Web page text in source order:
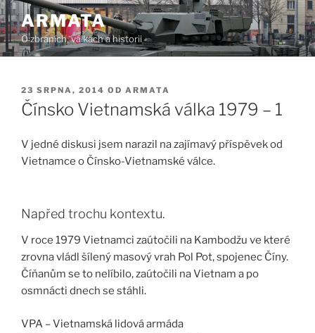
Přejít
k
obsahu
webu
ARMATA
O zbraních, válkách a historii
PUBLIKOVÁNO
23 SRPNA, 2014 OD ARMATA
Čínsko Vietnamská válka 1979 – 1
V jedné diskusi jsem narazil na zajímavý příspěvek od
Vietnamce o Čínsko-Vietnamské válce.
Napřed trochu kontextu.
V roce 1979 Vietnamci zaútočili na Kambodžu ve které
zrovna vládl šílený masový vrah Pol Pot, spojenec Číny.
Číňanům se to nelíbilo, zaútočili na Vietnam a po
osmnácti dnech se stáhli.
VPA – Vietnamská lidová armáda